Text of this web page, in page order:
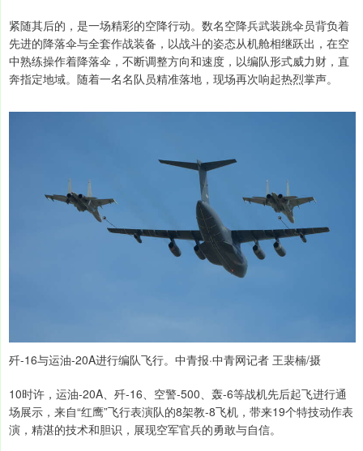
紧随其后的，是一场精彩的空降行动。数名空降兵武装跳伞员背负着
先进的降落伞与全套作战装备，以战斗的姿态从机舱相继跃出，在空
中熟练操作着降落伞，不断调整方向和速度，以编队形式威力财，直
奔指定地域。随着一名名队员精准落地，现场再次响起热烈掌声。
歼-16与运油-20A进行编队飞行。中青报·中青网记者 王裴楠/摄
10时许，运油-20A、歼-16、空警-500、轰-6等战机先后起飞进行通
场展示，来自“红鹰”飞行表演队的8架教-8飞机，带来19个特技动作表
演，精湛的技术和胆识，展现空军官兵的勇敢与自信。